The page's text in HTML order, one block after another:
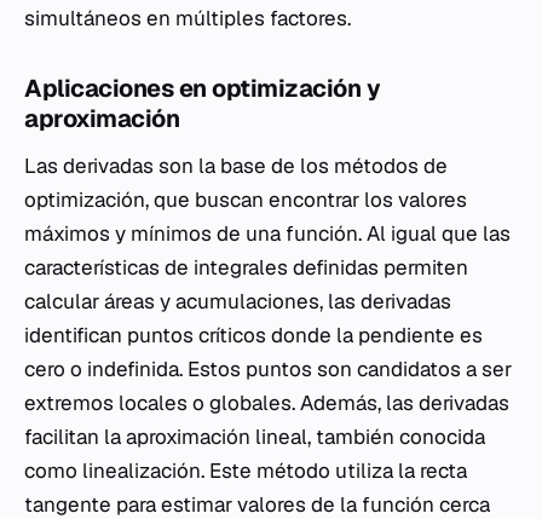
simultáneos en múltiples factores.
Aplicaciones en optimización y
aproximación
Las derivadas son la base de los métodos de
optimización, que buscan encontrar los valores
máximos y mínimos de una función. Al igual que las
características de integrales definidas permiten
calcular áreas y acumulaciones, las derivadas
identifican puntos críticos donde la pendiente es
cero o indefinida. Estos puntos son candidatos a ser
extremos locales o globales. Además, las derivadas
facilitan la aproximación lineal, también conocida
como linealización. Este método utiliza la recta
tangente para estimar valores de la función cerca